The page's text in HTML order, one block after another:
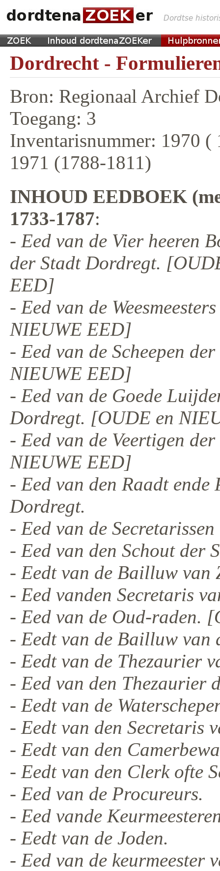
Dordrecht -
Bron: Regionaal Archief
Toegang: 3
Inventarisnummer: 1970 (
1971 (1788-1811)
INHOUD EEDBOEK
1733-1787:
- Eed van de Vier heeren
der Stadt Dordregt.
EED]
- Eed van de
NIEUWE EED]
- Eed van de Scheepen
NIEUWE EED]
- Eed van de Goede
Dordregt. [OUDE en
- Eed van de Veertigen
NIEUWE EED]
- Eed van den Raadt ende
Dordregt.
- Eed van de
- Eed van den Schout der
- Eedt van de Bailluw
- Eed vanden Secretaris
- Eed van de Oud-raden.
- Eedt van de Bailluw van
- Eedt van de Thezaurier
- Eed van den Thezaurier
- Eedt van de
- Eedt van den Secretaris
- Eedt van den
- Eedt van den Clerk ofte
- Eed van de Procureurs.
- Eed vande
- Eedt van de Joden.
- Eed van de keurmeester